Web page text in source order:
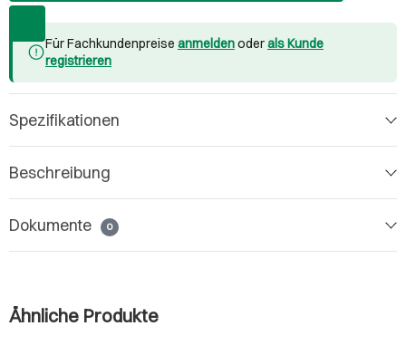
Für Fachkundenpreise anmeldenoderals Kunde
registrieren
Spezifikationen
Beschreibung
Dokumente 0
Ähnliche Produkte